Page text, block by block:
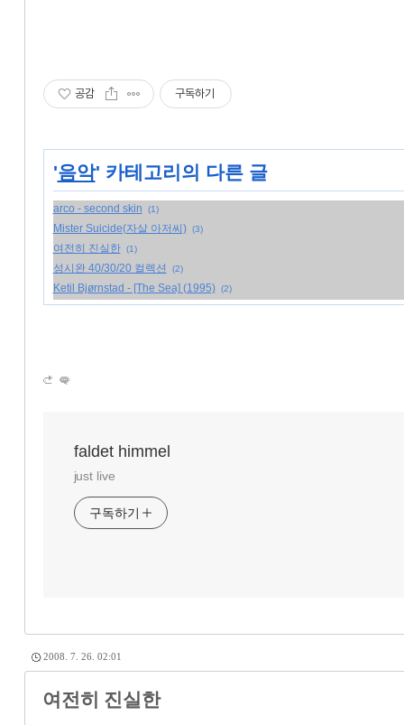
공감 구독하기
'음악' 카테고리의 다른 글
arco - second skin (1)
Mister Suicide(자살 아저씨) (3)
여전히 진실한 (1)
성시완 40/30/20 컬렉션 (2)
Ketil Bjørnstad - [The Sea] (1995) (2)
faldet himmel
just live
구독하기
2008. 7. 26. 02:01
여전히 진실한